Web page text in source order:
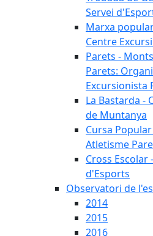
Servei
Marxa
Centre
Parets -
Parets:
Excursionista
La Bastarda -
de Muntanya
Cursa
Atletisme
Cross Escolar
d'Esports
Observatori de
2014
2015
2016